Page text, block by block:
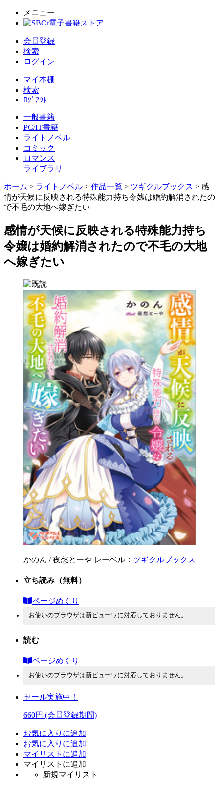
メニュー
会員登録
検索
ログイン
マイ本棚
検索
ﾛｸﾞｱｳﾄ
一般書籍
PC/IT書籍
ライトノベル
コミック
ロマンス
ライブラリ
ホーム > ライトノベル > 作品一覧 > ツギクルブックス > 感
情が天候に反映される特殊能力持ち令嬢は婚約解消されたの
で不毛の大地へ嫁ぎたい
感情が天候に反映される特殊能力持ち
令嬢は婚約解消されたので不毛の大地
へ嫁ぎたい
かのん / 夜愁とーや レーベル： ツギクルブックス
立ち読み （無料）
ページめくり
お使いのブラウザは新ビューワに対応しておりません。
読む
ページめくり
お使いのブラウザは新ビューワに対応しておりません。
セール実施中！
660円 (会員登録期間)
お気に入りに追加
お気に入りに追加
マイリストに追加
マイリストに追加
新規マイリスト